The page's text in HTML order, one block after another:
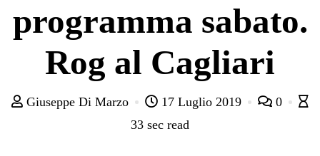
programma sabato.
Rog al Cagliari
Giuseppe Di Marzo 17 Luglio 2019
0
33 sec read